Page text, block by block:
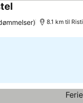
Se priser
8.1 km til